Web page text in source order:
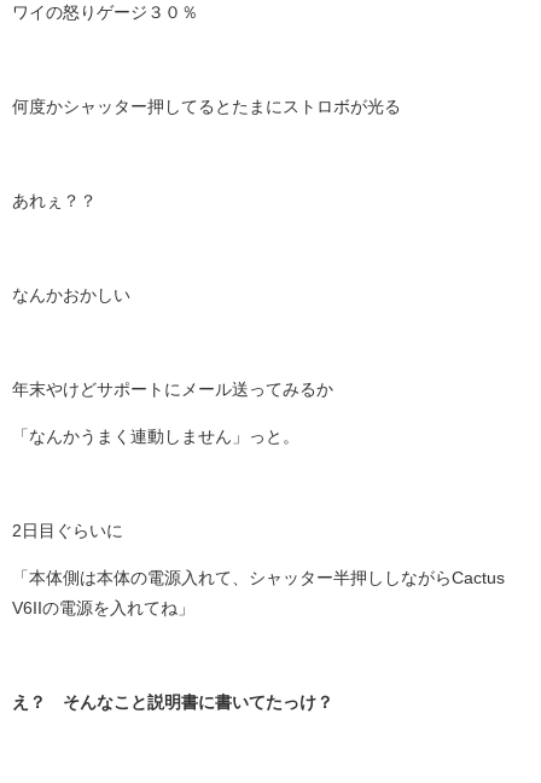
ワイの怒りゲージ３０％
何度かシャッター押してるとたまにストロボが光る
あれぇ？？
なんかおかしい
年末やけどサポートにメール送ってみるか
「なんかうまく連動しません」っと。
2日目ぐらいに
「本体側は本体の電源入れて、シャッター半押ししながらCactus
V6IIの電源を入れてね 」
え？ そんなこと説明書に書いてたっけ？